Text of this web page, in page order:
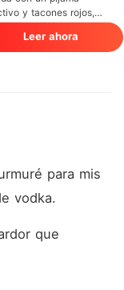
y tacones rojos,
iba a sorprender a su
por su tercer
en absoluto.
probarse a sí misma,
a un acompañante y
Después de pagar,
pensó que no
Leer ahora
para mis
vodka.
que